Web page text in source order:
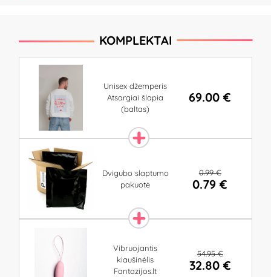
KOMPLEKTAI
Unisex džemperis
Atsargiai šlapia
(baltas)
69.00 €
Dvigubo slaptumo
pakuotė
0.99 €
0.79 €
Vibruojantis
kiaušinėlis
Fantazijos.lt
54.95 €
32.80 €